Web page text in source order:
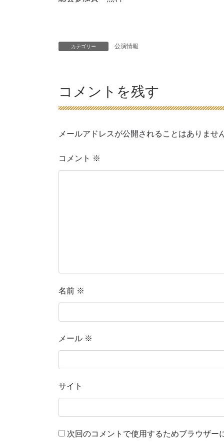
カテゴリー 公演情報
コメントを残す
メールアドレスが公開されることはありませ
コメント ※
名前 ※
メール ※
サイト
次回のコメントで使用するためブラウザ